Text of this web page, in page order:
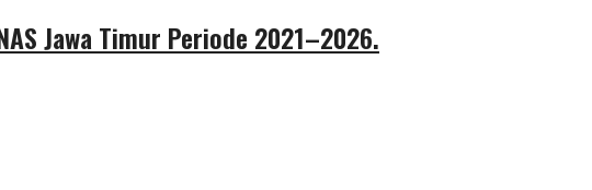
Jawa Timur Periode 2021–2026.